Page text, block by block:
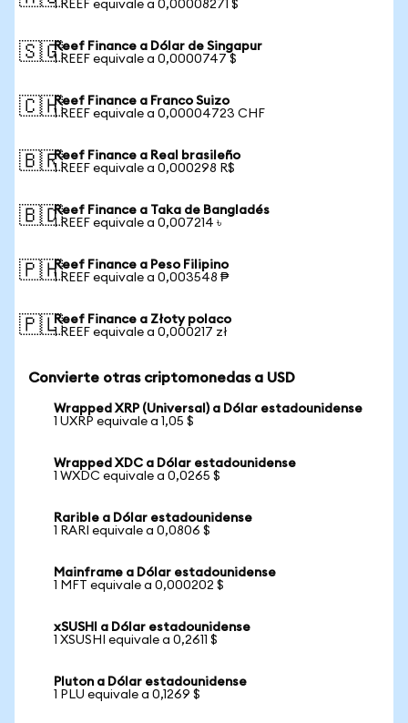
1 REEF equivale a 0,00008271 $
🇸🇬Reef Finance a Dólar de Singapur
1 REEF equivale a 0,0000747 $
🇨🇭Reef Finance a Franco Suizo
1 REEF equivale a 0,00004723 CHF
🇧🇷Reef Finance a Real brasileño
1 REEF equivale a 0,000298 R$
🇧🇩Reef Finance a Taka de Bangladés
1 REEF equivale a 0,007214 ৳
🇵🇭Reef Finance a Peso Filipino
1 REEF equivale a 0,003548 ₱
🇵🇱Reef Finance a Złoty polaco
1 REEF equivale a 0,000217 zł
Convierte otras criptomonedas a USD
Wrapped XRP (Universal) a Dólar estadounidense
1 UXRP equivale a 1,05 $
Wrapped XDC a Dólar estadounidense
1 WXDC equivale a 0,0265 $
Rarible a Dólar estadounidense
1 RARI equivale a 0,0806 $
Mainframe a Dólar estadounidense
1 MFT equivale a 0,000202 $
xSUSHI a Dólar estadounidense
1 XSUSHI equivale a 0,2611 $
Pluton a Dólar estadounidense
1 PLU equivale a 0,1269 $